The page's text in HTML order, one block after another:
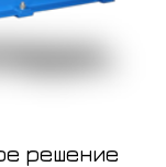
решение